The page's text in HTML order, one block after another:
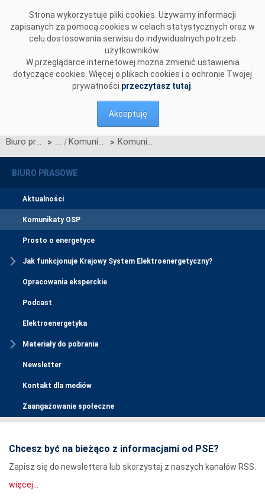
Strona wykorzystuje pliki cookies. Używamy informacji
zapisanych za pomocą cookies w celach statystycznych oraz w
celu dostosowania serwisu do indywidualnych potrzeb
użytkowników.
W przeglądarce internetowej można zmienić ustawienia
dotyczące cookies. Więcej o plikach cookies i o ochronie Twojej
prywatności przeczytasz tutaj
Akceptuję
Biuro prasowe > Komunikaty OSP > Komunikat dotyczący prawa do rekompensaty za redysponowanie nierynkowe instalacji wiatrowych w dniach 17, 18, 19, 20, 21 i 23 czerwca 2025 r.
BIURO PRASOWE
Aktualności
Komunikaty OSP
Prosto o energetyce
Jak funkcjonuje Krajowy System Elektroenergetyczny?
Opracowania eksperckie
Podcast
Elektroenergetyka
Materiały do pobrania
Newsletter
Kontakt dla mediów
Zaangażowanie społeczne
Chcesz być na bieżąco z informacjami od PSE?
Zapisz się do newslettera lub skorzystaj z naszych kanałów RSS.
więcej...